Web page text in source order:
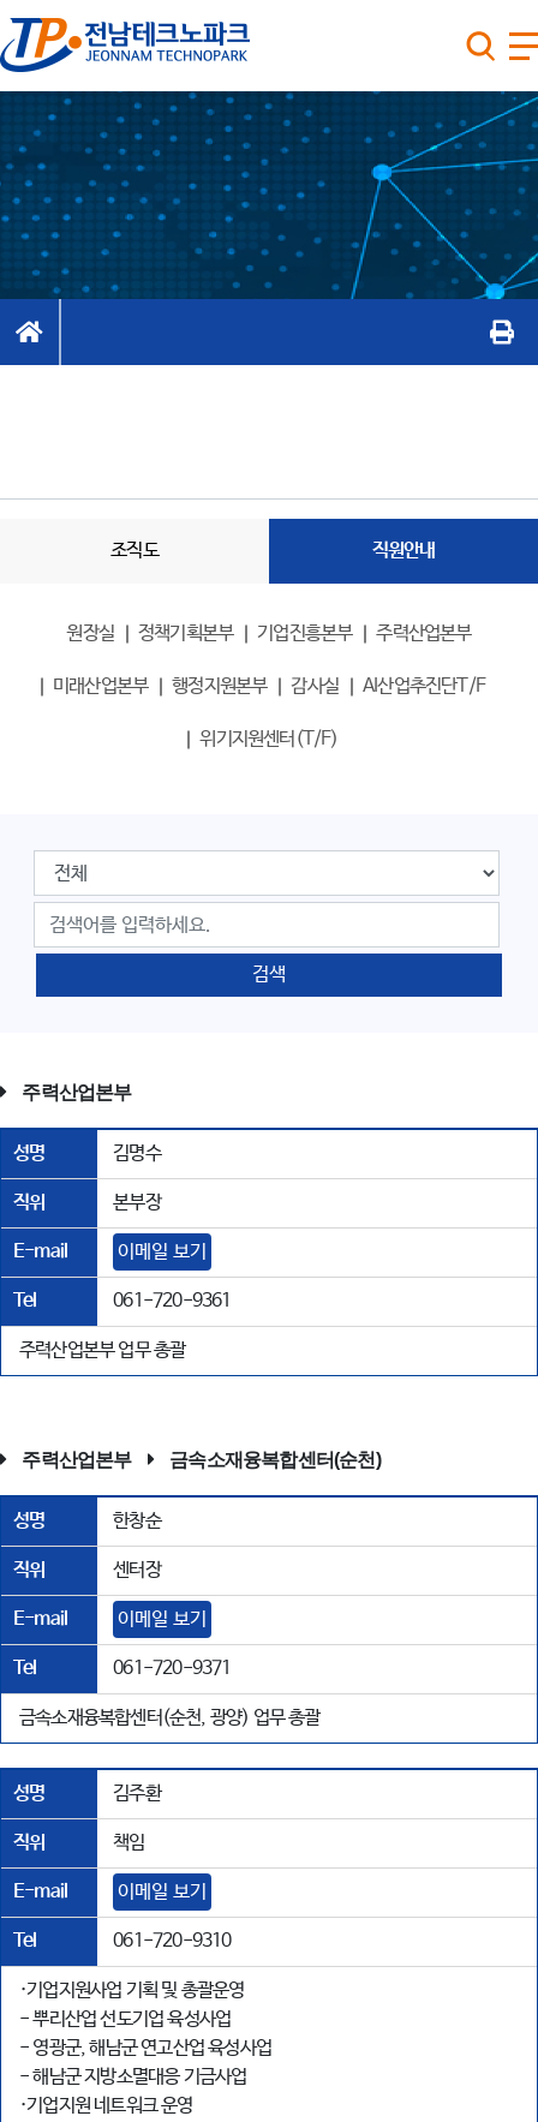
조직도 직원안내
원장실 정책기획본부 기업진흥본부 주력산업본부
미래산업본부 행정지원본부 감사실 AI산업추진단T/F
위기지원센터(T/F)
검색
주력산업본부
성명 김명수
직위 본부장
E-mail 이메일 보기
Tel 061-720-9361
주력산업본부 업무 총괄
주력산업본부 금속소재융복합센터(순천)
성명 한창순
직위 센터장
E-mail 이메일 보기
Tel 061-720-9371
금속소재융복합센터(순천, 광양) 업무 총괄
성명 김주환
직위 책임
E-mail 이메일 보기
Tel 061-720-9310
·기업지원사업 기획 및 총괄운영
- 뿌리산업 선도기업 육성사업
- 영광군, 해남군 연고산업 육성사업
- 해남군 지방소멸대응 기금사업
·기업지원 네트워크 운영